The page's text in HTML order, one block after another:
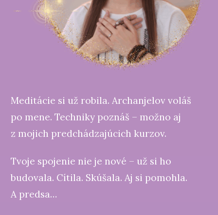
Meditácie si už robila. Archanjelov voláš
po mene. Techniky poznáš – možno aj
z mojich predchádzajúcich kurzov.
Tvoje spojenie nie je nové – už si ho
budovala. Cítila. Skúšala. Aj si pomohla.
A predsa…